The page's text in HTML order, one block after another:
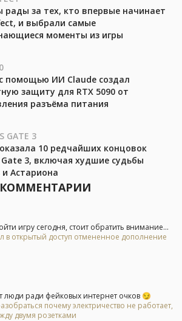
рады за тех, кто впервые начинает
и выбрали самые
моменты из игры
помощью ИИ Claude создал
защиту для RTX 5090 от
разъёма питания
GATE 3
10 редчайших концовок
3, включая худшие судьбы
и Астариона
игру сегодня, стоит обратить внимание...
в открытый доступ отмененное дополнение
люди ради фейковых интернет очков 😏
почему электричество не работает,
двумя розетками